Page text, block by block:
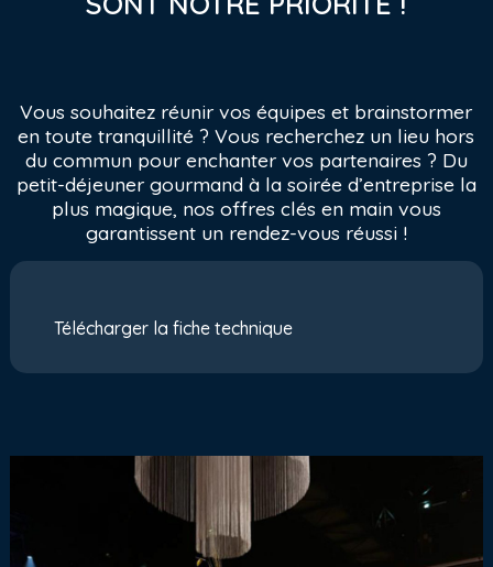
Vous souhaitez réunir vos équipes et brainstormer
en toute tranquillité ? Vous recherchez un lieu hors
du commun pour enchanter vos partenaires ? Du
petit-déjeuner gourmand à la soirée d’entreprise la
plus magique, nos offres clés en main vous
garantissent un rendez-vous réussi !
Télécharger la fiche technique